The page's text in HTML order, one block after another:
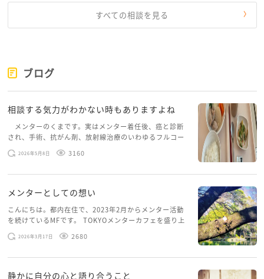
すべての相談を見る
ブログ
相談する気力がわかない時もありますよね
メンターのくまです。実はメンター着任後、癌と診断
され、手術、抗がん剤、放射線治療のいわゆるフルコー
スを体験していて、しばらくメンターカフェに来られて
いませんでした。体力だけでなく、気力も落ちパソコン
2026年5月8日 3160
メンターとしての想い
こんにちは。都内在住で、2023年2月からメンター活動
を続けているMFです。 TOKYOメンターカフェを盛り上
げたいという想いから、勇気を出して初めてブログを投
稿してみようと思います。少し自分のことを書いてみま
2026年3月17日 2680
静かに自分の心と語り合うこと